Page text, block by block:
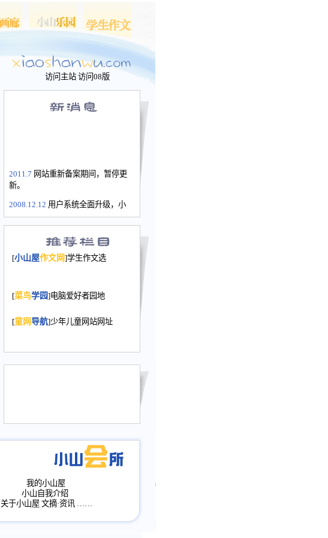
访问主站 访问08版
2011.7 网站重新备案期间，暂停更
新。
2008.12.12 用户系统全面升级，小
山屋主站、作文网、学生作文、家
长会、家园网－个人空间，用户一
次注册全部通行。
2008.12.12家园网正式运行，域
年，2009版提前启用，小山屋全面
小山画廊均增加多个新栏目。。
评分、顶功能，作文宝典改版。
[小山屋作文网]学生作文选
[菜鸟学园]电脑爱好者园地
[童网导航]少年儿童网站网址
我的小山屋
小山自我介绍
关于小山屋 文摘·资讯 ……